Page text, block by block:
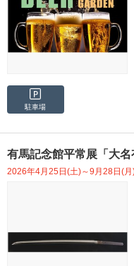
駐車場
有馬記念館平常展「大名
2026年4月25日(土)～9月28日(月